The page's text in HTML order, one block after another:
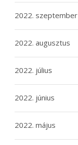
2022. szeptember
2022. augusztus
2022. július
2022. június
2022. május